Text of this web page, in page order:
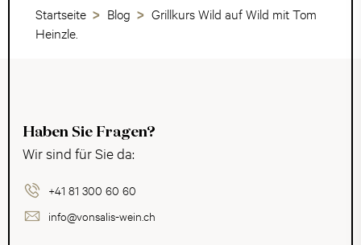
Startseite Blog
Grillkurs Wild auf Wild mit Tom
Heinzle.
Haben Sie Fragen?
Wir sind für Sie da:
+41 81 300 60 60
info@vonsalis-wein.ch